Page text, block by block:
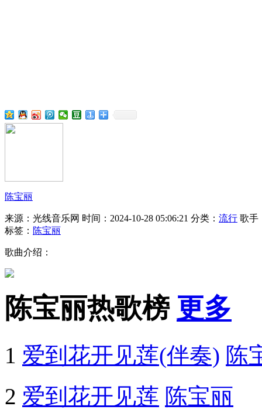
陈宝丽
来源：光线音乐网 时间：2024-10-28 05:06:21 分类： 流行 歌手
标签： 陈宝丽
歌曲介绍：
陈宝丽热歌榜 更多
1 爱到花开见莲(伴奏) 陈
2 爱到花开见莲 陈宝丽